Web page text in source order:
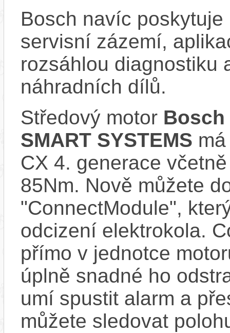
Bosch navíc
servisní zázemí,
rozsáhlou diagnostiku
náhradních dílů.
Středový motor Bosch
SMART SYSTEMS
CX 4. generace
85Nm. Nově můžete
"ConnectModule",
odcizení elektrokola.
přímo v jednotce
úplně snadné ho
umí spustit alarm a
můžete sledovat